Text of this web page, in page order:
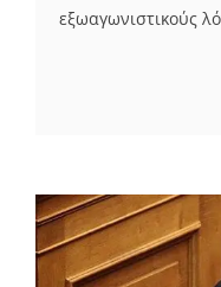
εξωαγωνιστικούς